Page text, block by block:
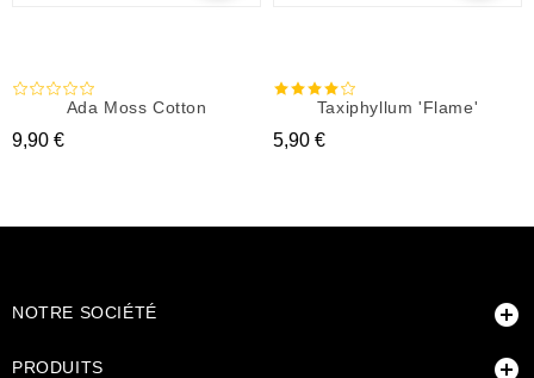
Ada Moss Cotton
Prix
9,90 €
Taxiphyllum 'Flame'
Prix
5,90 €
NOTRE SOCIÉTÉ 
PRODUITS 